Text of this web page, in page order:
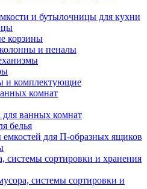
и бутылочницы для кухни
корзины
и пеналы
и комплектующие
комнат
ванных комнат
белья
для П-образных ящиков
системы сортировки и хранения
системы сортировки и